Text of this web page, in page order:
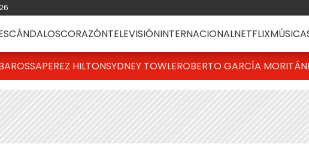
CORAZÓNTELEVISIÓNINTERNACIONALNETFLIXMÚSICA
PEREZ HILTONSYDNEY TOWLEROBERTO GARCÍA MORITÁN